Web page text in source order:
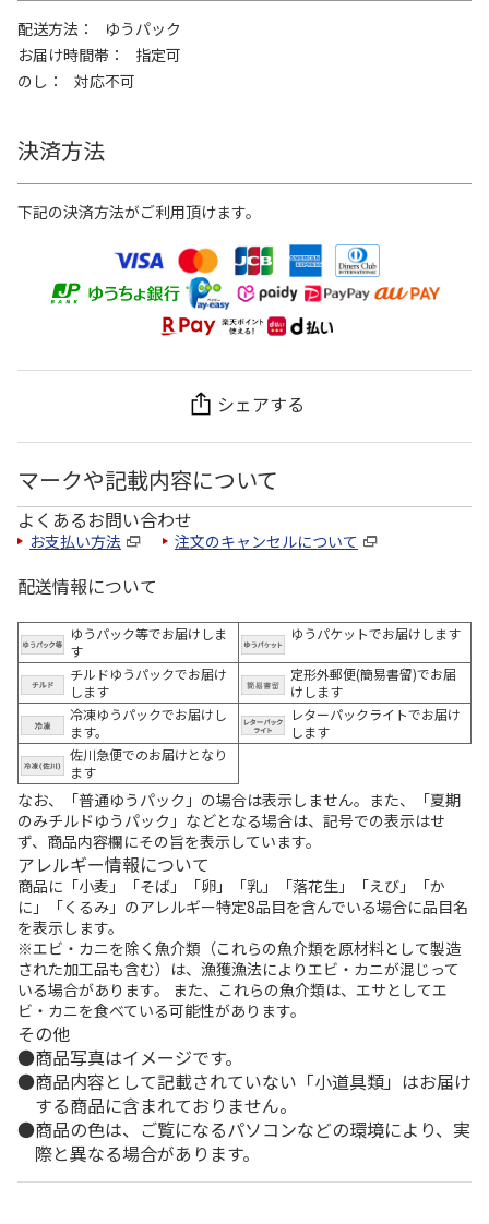
配送方法
ゆうパック
お届け時間帯
指定可
のし
対応不可
決済方法
下記の決済方法がご利用頂けます。
シェアする
マークや記載内容について
よくあるお問い合わせ
お支払い方法 注文のキャンセルについて
配送情報について
ゆうパック等でお届けしま
す
ゆうパケットでお届けします
チルドゆうパックでお届け
します
定形外郵便(簡易書留)でお届
けします
冷凍ゆうパックでお届けし
ます。
レターパックライトでお届け
します
佐川急便でのお届けとなり
ます
なお、「普通ゆうパック」の場合は表示しません。また、「夏期
のみチルドゆうパック」などとなる場合は、記号での表示はせ
ず、商品内容欄にその旨を表示しています。
アレルギー情報について
商品に「小麦」「そば」「卵」「乳」「落花生」「えび」「か
に」「くるみ」のアレルギー特定8品目を含んでいる場合に品目名
を表示します。
※エビ・カニを除く魚介類（これらの魚介類を原材料として製造
された加工品も含む）は、漁獲漁法によりエビ・カニが混じって
いる場合があります。 また、これらの魚介類は、エサとしてエ
ビ・カニを食べている可能性があります。
その他
商品写真はイメージです。
商品内容として記載されていない「小道具類」はお届け
する商品に含まれておりません。
商品の色は、ご覧になるパソコンなどの環境により、実
際と異なる場合があります。